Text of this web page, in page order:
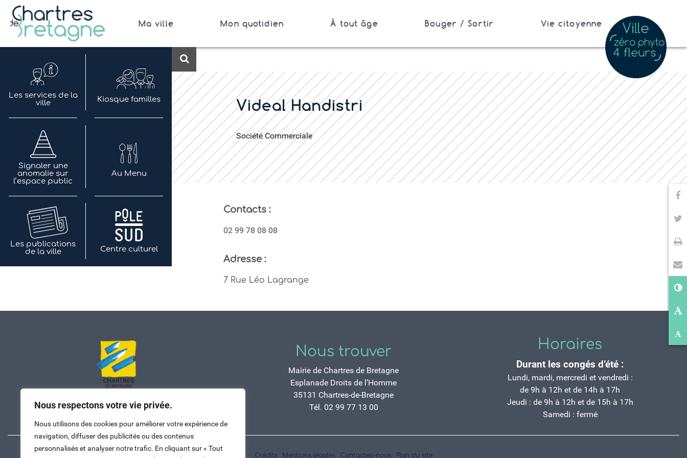
Nous respectons votre vie privée.
Nous utilisons des cookies pour améliorer votre expérience de
navigation, diffuser des publicités ou des contenus
personnalisés et analyser notre trafic. En cliquant sur « Tout
Aller
contenu
Bienvenue sur le site de la ville de Chartres de Bretagne
Ville Zéro phyto / 4 fleurs
Ma ville Mon quotidien À tout âge Bouger / Sortir Vie citoyenne
Rechercher
Videal Handistri
Société Commerciale
Contacts :
02 99 78 08 08
Adresse :
7 Rue Léo Lagrange
Les services de la
ville
Kiosque familles
Signaler une
anomalie sur
l’espace public
Au Menu
Les publications
de la ville
Centre culturel
Nous contacter
Nous trouver
Mairie de Chartres de Bretagne
Esplanade Droits de l’Homme
35131 Chartres-de-Bretagne
Tél. 02 99 77 13 00
Horaires
Durant les congés d’été :
Lundi, mardi, mercredi et vendredi :
de 9h à 12h et de 14h à 17h
Jeudi : de 9h à 12h et de 15h à 17h
Samedi : fermé
Crédits Mentions légales Contactez-nous Plan du site